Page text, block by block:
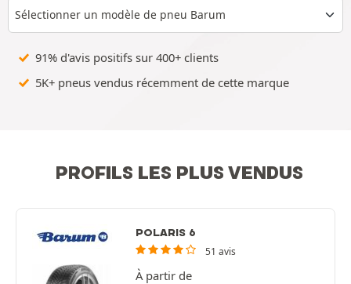
Sélectionner un modèle de pneu Barum
91% d'avis positifs sur 400+ clients
5K+ pneus vendus récemment de cette marque
PROFILS LES PLUS VENDUS
POLARIS 6
51 avis
À partir de